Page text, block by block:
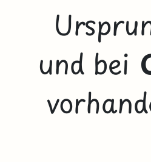
und bei